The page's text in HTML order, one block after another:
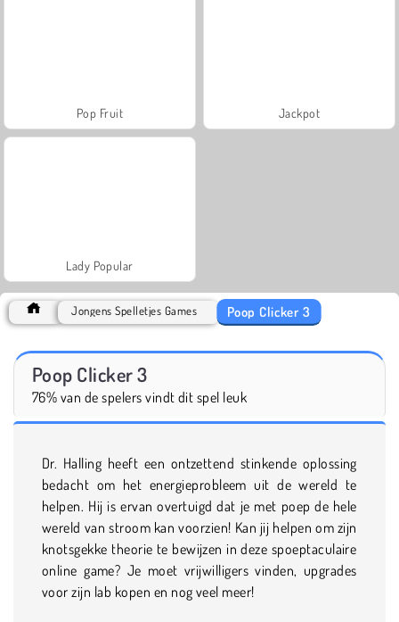
Pop Fruit Jackpot
Lady Popular
Jongens Spelletjes Games Poop Clicker 3
Poop Clicker 3
76% van de spelers vindt dit spel leuk
Dr. Halling heeft een ontzettend stinkende oplossing
bedacht om het energieprobleem uit de wereld te
helpen. Hij is ervan overtuigd dat je met poep de hele
wereld van stroom kan voorzien! Kan jij helpen om zijn
knotsgekke theorie te bewijzen in deze spoeptaculaire
online game? Je moet vrijwilligers vinden, upgrades
voor zijn lab kopen en nog veel meer!